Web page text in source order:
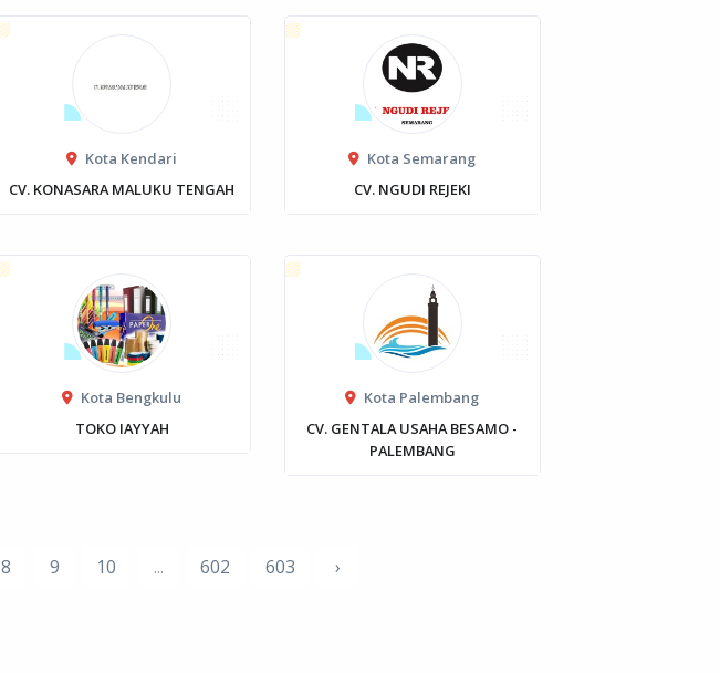
Kota Kendari
CV. KONASARA MALUKU TENGAH
Kota Semarang
CV. NGUDI REJEKI
Kota Bengkulu
TOKO IAYYAH
Kota Palembang
CV. GENTALA USAHA BESAMO -
PALEMBANG
8 9 10 ... 602 603 ›